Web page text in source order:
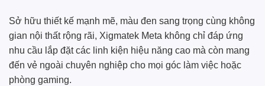
Sở hữu thiết kế mạnh mẽ, màu đen sang trọng cùng không
gian nội thất rộng rãi, Xigmatek Meta không chỉ đáp ứng
nhu cầu lắp đặt các linh kiện hiệu năng cao mà còn mang
đến vẻ ngoài chuyên nghiệp cho mọi góc làm việc hoặc
phòng gaming.